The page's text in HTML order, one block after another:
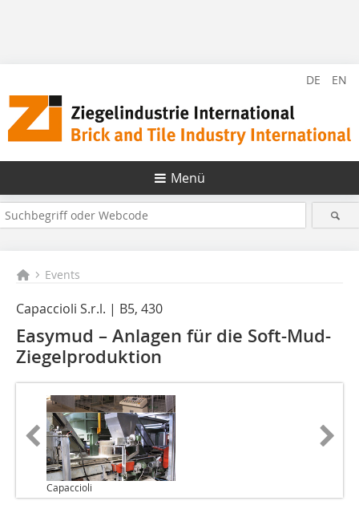
DE EN
Menü
Events
Capaccioli S.r.l. | B5, 430
Easymud – Anlagen für die Soft-Mud-
Ziegelproduktion
Capaccioli